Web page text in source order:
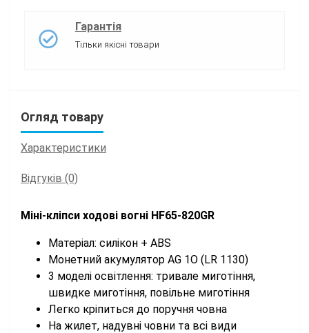
Гарантія
Тільки якісні товари
Огляд товару
Характеристики
Відгуків (0)
Міні-кліпси ходові вогні HF65-820GR
Матеріал: силікон + ABS
Монетний акумулятор AG 1O (LR 1130)
3 моделі освітлення: тривале миготіння,
швидке миготіння, повільне миготіння
Легко кріпиться до поручня човна
На жилет, надувні човни та всі види